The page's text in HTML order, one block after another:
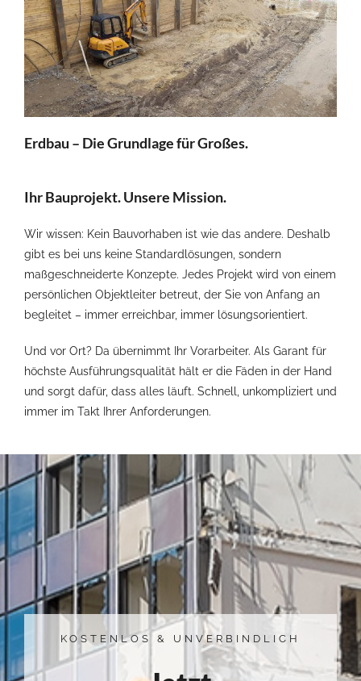
Erdbau – Die Grundlage für Großes.
Ihr Bauprojekt. Unsere Mission.
Wir wissen: Kein Bauvorhaben ist wie das andere. Deshalb
gibt es bei uns keine Standardlösungen, sondern
maßgeschneiderte Konzepte. Jedes Projekt wird von einem
persönlichen Objektleiter betreut, der Sie von Anfang an
begleitet – immer erreichbar, immer lösungsorientiert.
Und vor Ort? Da übernimmt Ihr Vorarbeiter. Als Garant für
höchste Ausführungsqualität hält er die Fäden in der Hand
und sorgt dafür, dass alles läuft. Schnell, unkompliziert und
immer im Takt Ihrer Anforderungen.
KOSTENLOS & UNVERBINDLICH